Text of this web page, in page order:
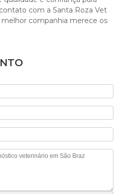
com a Santa Roza Vet
companhia merece os